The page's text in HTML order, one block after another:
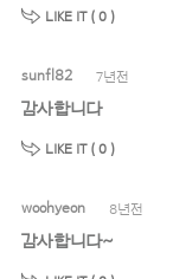
LIKE IT ( 0 )
sunfl82 7년전
감사합니다
LIKE IT ( 0 )
woohyeon 8년전
감사합니다~